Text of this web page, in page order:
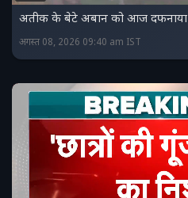
अतीक के बेटे अबान को आज दफनाया
अगस्त 08, 2026 09:40 am IST